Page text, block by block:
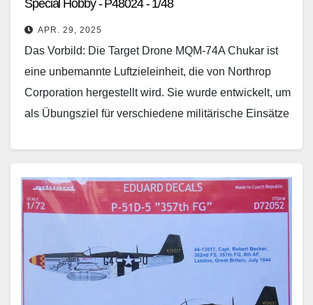
Special Hobby - P48024 - 1/48
APR. 29, 2025
Das Vorbild: Die Target Drone MQM-74A Chukar ist
eine unbemannte Luftzieleinheit, die von Northrop
Corporation hergestellt wird. Sie wurde entwickelt, um
als Übungsziel für verschiedene militärische Einsätze